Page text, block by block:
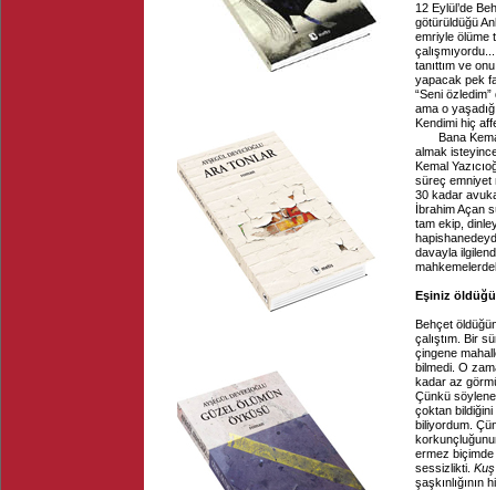
12 Eylül’de
götürüldüğü
emriyle ölüme
tanıttım ve
yapacak pek
“Seni
ama o
Kendimi hiç
Bana Kemal
almak
Kemal
süreç emniyet
30 kadar
İbrahim Açan
tam ekip,
davayla
Eşiniz
Behçet
çalıştım. Bir
çingene
bilmedi. O
kadar az
Çünkü
çoktan bildiğini
biliyordum.
ermez
sessizlikti.
şaşkınlığının